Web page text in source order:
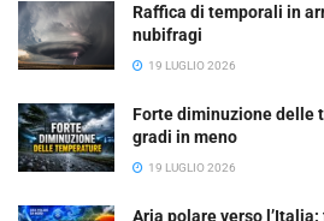
Raffica di temporali in
nubifragi
19 LUGLIO 2026
Forte diminuzione delle
gradi in meno
19 LUGLIO 2026
Aria polare verso